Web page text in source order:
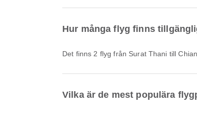
Hur många flyg finns
Det finns 2 flyg från Surat Thani till
Vilka är de mest populära